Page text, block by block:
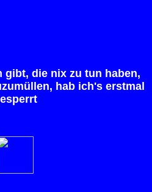
gibt, die nix zu tun haben,
hab ich's erstmal